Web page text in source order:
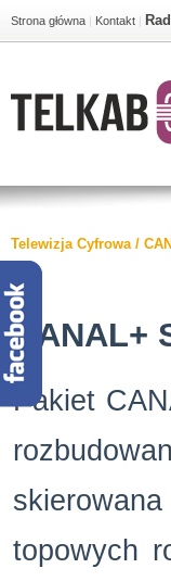
Strona główna | Kontakt |
Telewizja Cyfrowa/
CANAL+
Pakiet
topowych